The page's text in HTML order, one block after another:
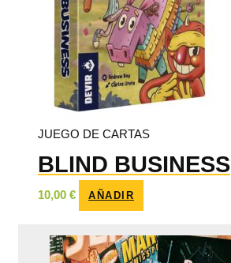
JUEGO DE CARTAS
BLIND BUSINESS
10,00 € AÑADIR